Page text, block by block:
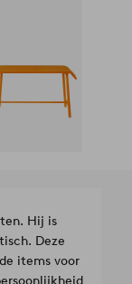
Hij is
Deze
items voor